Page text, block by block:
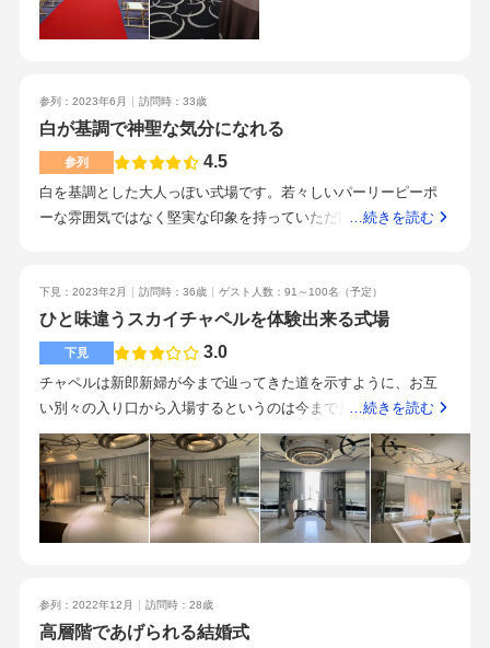
足です。事前にコース料理は試食できるため、パートナーと異
なるコース料理を食べ比べることがおすすめです。新幹線駅徒
達は1年前からブライダルフェアに行き挙式披露宴当日まで計4
回の打ち合わせで当日を迎えることができました。忙しくて、
中々都合が付かない方にもおすすめです。結婚式後のハネムー
ン特典がとても良いと思う。プリンスホテル系列のホテルを3泊
良いと思う。
最寄り駅が新幹線も通っているので、アクセスは抜群です。駅
からも近いです。有名ホテルと言うこともあり、印象もよかっ
おすすめです。下見の際に料理の試食がなかったので、料理は
詳しく確認した方がいいと思います。宿泊出来る点。有名なホ
テルだったので。
参列：2023年6月 訪問時：33歳
白が基調で神聖な気分になれる
参列 4.5
白を基調とした大人っぽい式場です。若々しいパーリーピーポ
ーな雰囲気ではなく堅実な印象を持っていただけるのではない
向けやお祝い事に向いているレベルの高い飲食店も近隣にある
ため、きちんとしている印象があります。アクセスは非常に良
く、大きなホテルもあります。ただドン・キホーテやコンビ
ニ、100円ショップ、uniqloなどいざと言う時のお店は駅にはあ
まりないので注意が必要です。繁華街という訳ではありません
ので仕方ありません。安定したサービスを受けさせていただき
ました。みなさん笑顔が素敵です。・アクセスよし・控え室の
雰囲気が落ち着きます・建物全体の造りがわかりやすいので疲
れません
…続きを読む
下見：2023年2月 訪問時：36歳 ゲスト人数：91～100名 （予定）
ひと味違うスカイチャペルを体験出来る式場
下見 3.0
チャペルは新郎新婦が今まで辿ってきた道を示すように、お互
い別々の入り口から入場するというのは今まで見学してきた式
場の中で初めての経験でした。最後にはカーテンがあき、新横
浜の街並みを一望出来るのは、新横浜プリンスにしか出来な
い、スカイチャペルだからこその醍醐味だと思います。天井も
高く、それとプロジェクションマッピングが出来る！！という
ところに惹かれて見に行きました！当日もプロジェクションマ
ションマッピング等の演出が出来るのはとても素晴らしいし、
惹かれるのですが、その分予算が高くなってしまうので、特に
…続きを読む
参列：2022年12月 訪問時：28歳
高層階であげられる結婚式